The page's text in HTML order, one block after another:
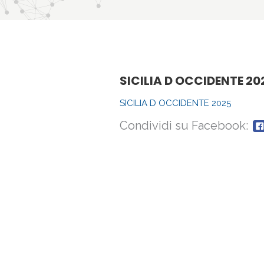
SICILIA D OCCIDENTE
SICILIA D OCCIDENTE 2025
Condividi su Facebook: